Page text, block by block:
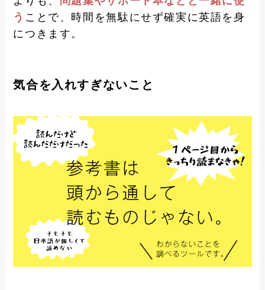
う ことで、時間を無駄にせず確実に英語を身
につきます。
気合を入れすぎないこと